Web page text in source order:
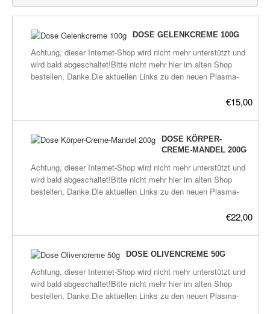
Plasma-Geräte
Plasma-Wasser
Stromeinheiten
Versandkosten
Zubehör
DOSE GELENKCREME 100G
Achtung, dieser Internet-Shop wird nicht mehr unterstützt und
wird bald abgeschaltet!Bitte nicht mehr hier im alten Shop
bestellen, Danke.Die aktuellen Links zu den neuen Plasma-
city.de/plasma/shop.htmlPlasma-Gelenkcreme Version 1
auftragen. Die Cremen haben eine leichte Textur, die gut
aufgenommen wird von der Haut und hinterlässt keinen Fettfilm
auf der Haut.Jeder Allergiker hat bisher unsere Cremen
Reaktionen.Eigene Erfahrungen bitte auf unserer Seite
www.plasmahexe.de selbständig ins Gästebuch eintragen,
Danke. Inhaltsstoffe: Ganswasser (plasmatisiertes destilliertes
Ringelblumenextrakt, Vitamin E, Cajeput, Rosmarin, Kampfer,
Biocons. Verwendete Ganssorten: CO2, Waldmeister,
ein Naturprodukt, frei von Parabene und daher anfällig für
Keime und Verschmutzungen.Bitte nur mit dem Spatel
entnehmen. Bei längeren Nichtgebrauch im Kühlschrank
aufbewahren. Auf Anfrage ist die Creme auch mit Parabenen
€15,00
DOSE KÖRPER-
CREME-MANDEL 200G
Achtung, dieser Internet-Shop wird nicht mehr unterstützt und
wird bald abgeschaltet!Bitte nicht mehr hier im alten Shop
bestellen, Danke.Die aktuellen Links zu den neuen Plasma-
city.de/plasma/shop.htmlPlasma-Mandel-Körpercreme Version
Feuchtigkeitspflege. Anwendung: Nach dem Duschen
auftragen, zieht gut ein. Die Cremen haben eine leichte Textur,
die gut aufgenommen wird von der Haut und hinterlässt keinen
Fettfilm auf der Haut.Jeder Allergiker hat bisher unsere Cremen
vertragen, wahrscheinlich schützt das Plasma vor allergische
Reaktionen.Eigene Erfahrungen bitte auf unserer Seite
€22,00
DOSE OLIVENCREME 50G
Achtung, dieser Internet-Shop wird nicht mehr unterstützt und
wird bald abgeschaltet!Bitte nicht mehr hier im alten Shop
bestellen, Danke.Die aktuellen Links zu den neuen Plasma-